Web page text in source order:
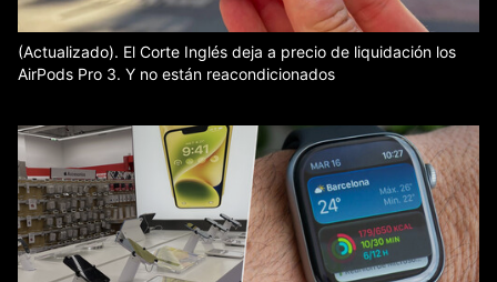
(Actualizado). El Corte Inglés deja a precio de liquidación los
AirPods Pro 3. Y no están reacondicionados